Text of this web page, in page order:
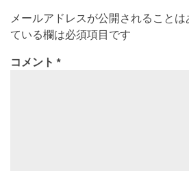
メールアドレスが公開されることは
ている欄は必須項目です
コメント *